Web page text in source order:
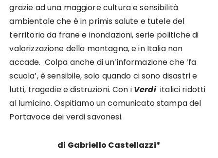
grazie ad una maggiore cultura e sensibilità
ambientale che è in primis salute e tutele del
territorio da frane e inondazioni, serie politiche di
valorizzazione della montagna, e in Italia non
accade. Colpa anche di un’informazione che ‘fa
scuola’, è sensibile, solo quando ci sono disastri e
lutti, tragedie e distruzioni. Con i Verdi italici ridotti
al lumicino. Ospitiamo un comunicato stampa del
Portavoce dei verdi savonesi.
di Gabriello Castellazzi*